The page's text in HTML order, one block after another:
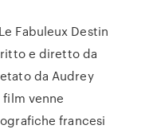
Fabuleux Destin
e diretto da
da Audrey
film venne
francesi